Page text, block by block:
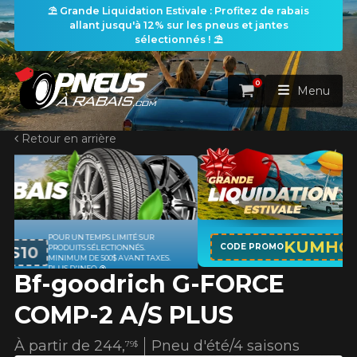
⛱️ Grande Liquidation Estivale : Profitez de rabais
allant jusqu'à 12% sur les pneus et jantes
sélectionnés ! ⛱️
ACCUEIL
PNEUS
RECHERCHE DE PNEUS VOIR TOUT
Rechercher par
Par dimensions Par véhicule
Recherche par dimensions
ROUES
RECHERCHE DE ROUES VOIR TOUT
ENSEMBLES
RECHERCHE D'ENSEMBLES
PROMOTIONS
Panier
0
Menu
Retour en arrière
Bf-goodrich G-FORCE
COMP-2 A/S PLUS
Pneu d'été/4 saisons
À partir de 244,79$
CODE PROMOKUMHO12
APPLICABLE SUR TOUT ACHAT DE 4
PNEUS DE MARQUE KUMHO*
PLUS
D'INFO